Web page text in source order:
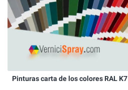
Pinturas carta de los colores RAL K7